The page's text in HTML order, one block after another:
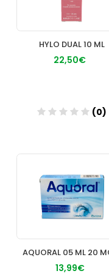
HYLO DUAL 10 ML
22,50€
(0)
13,99€